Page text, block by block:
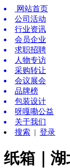
网站首页
公司活动
行业资讯
会员企业
求职招聘
人物专访
采购转让
会议展会
品牌榜
包装设计
呀嘎嘞公益
关于我们
搜索 | 登录
纸箱｜